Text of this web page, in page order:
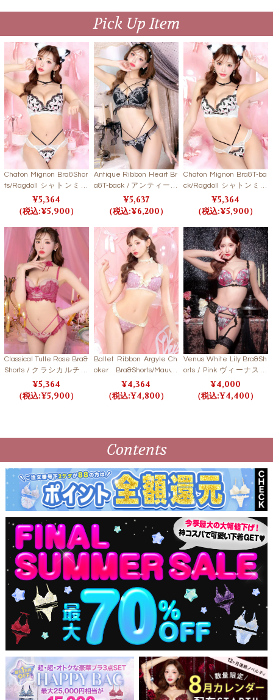
Pick Up Item
Chaton Mignon Bra&Shor
ts/Ragdoll シャトンミニ
ョンブラ＆ショーツ/ラグ
ドール【LB5500】
5,364
5,900
Antique Ribbon Heart Br
a&T-back / アンティーク
リボンハートブラ＆Tバ
ック 【LB5500】
5,637
6,200
Chaton Mignon Bra&T-ba
ck/Ragdoll シャトンミニ
ョンブラ＆Tバック/ラグ
ドール【LB5500】
5,364
5,900
Classical Tulle Rose Bra&
Shorts / クラシカルチュ
ールローズブラ＆ショー
ツ【LB5500】
5,364
5,900
Ballet Ribbon Argyle Ch
oker Bra&Shorts/Mauve
Pink バレエリボンアーガ
イルブラ＆ショーツ/モー
4,364
4,800
Venus White Lily Bra&Sh
orts / Pink ヴィーナスホ
ワイトリリーブラ＆ショ
ーツ / ピンク【LB5500】
4,000
4,400
Contents